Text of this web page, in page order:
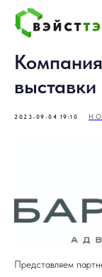
2023-09-04 19:10
Представляем